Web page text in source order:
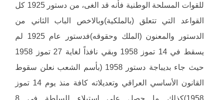
للقوات المسلحة الوطنية فأنه قد الغى، من دستور 1925 كل
القواعد التي تتعلق (بالملكية)وبالاخص الباب الثاني من
الدستور والمعنون (الملك وحقوقه)فدستور عام 1925 لم
يسقط في 14 تموز 1958 وبقي نافذاً لغاية 27 تموز 1958
حيث جاء بديباجة دستور 1958 (بأسم الشعب نعلن سقوط
القانون الأساسي العراقي وتعديلاته كافة منذ يوم 14 تموز